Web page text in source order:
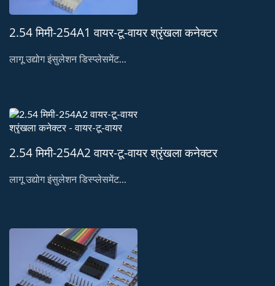
2.54 मिमी-254A1 वायर-टू-वायर श्रृंखला कनेक्टर
लागू उद्योग इंसुलेशन डिस्प्लेसमेंट...
2.54 मिमी-254A2 वायर-टू-वायर श्रृंखला कनेक्टर
लागू उद्योग इंसुलेशन डिस्प्लेसमेंट...